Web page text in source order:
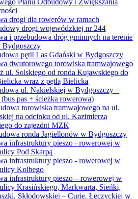
drogi dla rowerów w ramach
drogi wojewódzkiej nr 244
i przebudowa dróg gminnych na terenie
Bydgoszczy
pętli Las Gdański w Bydgoszczy
dwutorowego torowiska tramwajowego
ul. Solskiego od ronda Kujawskiego do
wraz z pętlą Bielicka
ul. Nakielskiej w Bydgoszczy –
pas + ścieżka rowerowa)
torowiska tramwajowego na ul.
na odcinku od ul. Kazimierza
do zajezdni MZK
ronda Jagiellonów w Bydgoszczy
infrastruktury pieszo - rowerowej w
Pod Skarpą
infrastruktury pieszo - rowerowej w
Kolbego
infrastruktury pieszo – rowerowej w
Krasińskiego, Markwarta, Sieńki,
Skłodowskiej – Curie, Łęczyckiej w